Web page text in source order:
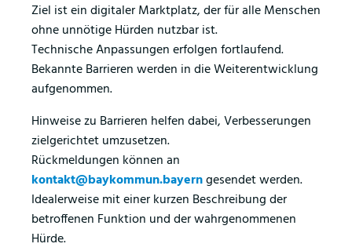
Ziel ist ein digitaler Marktplatz, der für alle Menschen
ohne unnötige Hürden nutzbar ist.
Technische Anpassungen erfolgen fortlaufend.
Bekannte Barrieren werden in die Weiterentwicklung
aufgenommen.
Hinweise zu Barrieren helfen dabei, Verbesserungen
zielgerichtet umzusetzen.
Rückmeldungen können an
kontakt@baykommun.bayerngesendet werden.
Idealerweise mit einer kurzen Beschreibung der
betroffenen Funktion und der wahrgenommenen
Hürde.